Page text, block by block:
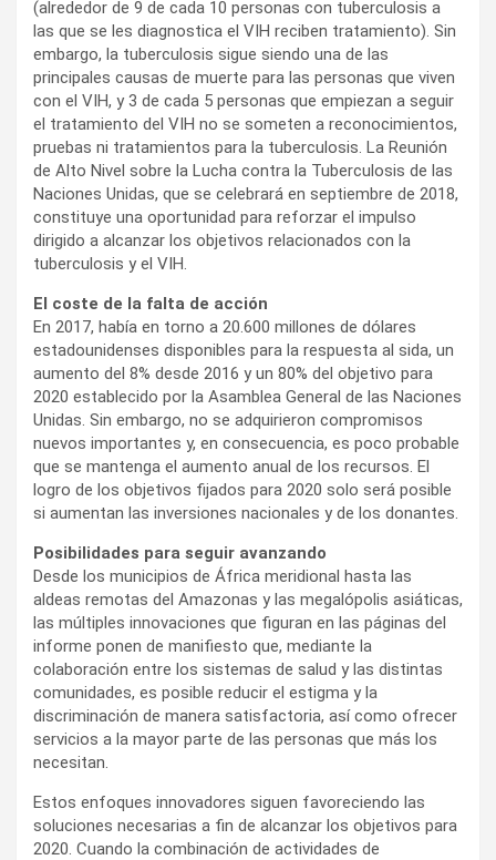
(alrededor de 9 de cada 10 personas con tuberculosis a
las que se les diagnostica el VIH reciben tratamiento). Sin
embargo, la tuberculosis sigue siendo una de las
principales causas de muerte para las personas que viven
con el VIH, y 3 de cada 5 personas que empiezan a seguir
el tratamiento del VIH no se someten a reconocimientos,
pruebas ni tratamientos para la tuberculosis. La Reunión
de Alto Nivel sobre la Lucha contra la Tuberculosis de las
Naciones Unidas, que se celebrará en septiembre de 2018,
constituye una oportunidad para reforzar el impulso
dirigido a alcanzar los objetivos relacionados con la
tuberculosis y el VIH.
El coste de la falta de acción
En 2017, había en torno a 20.600 millones de dólares
estadounidenses disponibles para la respuesta al sida, un
aumento del 8% desde 2016 y un 80% del objetivo para
2020 establecido por la Asamblea General de las Naciones
Unidas. Sin embargo, no se adquirieron compromisos
nuevos importantes y, en consecuencia, es poco probable
que se mantenga el aumento anual de los recursos. El
logro de los objetivos fijados para 2020 solo será posible
si aumentan las inversiones nacionales y de los donantes.
Posibilidades para seguir avanzando
Desde los municipios de África meridional hasta las
aldeas remotas del Amazonas y las megalópolis asiáticas,
las múltiples innovaciones que figuran en las páginas del
informe ponen de manifiesto que, mediante la
colaboración entre los sistemas de salud y las distintas
comunidades, es posible reducir el estigma y la
discriminación de manera satisfactoria, así como ofrecer
servicios a la mayor parte de las personas que más los
necesitan.
Estos enfoques innovadores siguen favoreciendo las
soluciones necesarias a fin de alcanzar los objetivos para
2020. Cuando la combinación de actividades de